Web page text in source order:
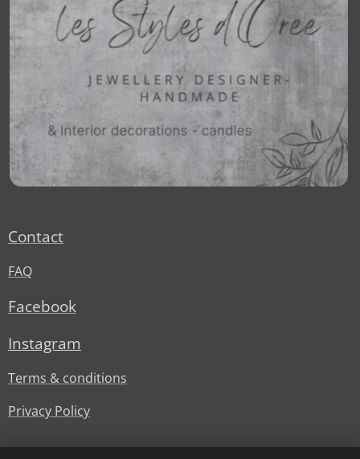
Contact
FAQ
Facebook
Instagram
Terms & conditions
Privacy Policy